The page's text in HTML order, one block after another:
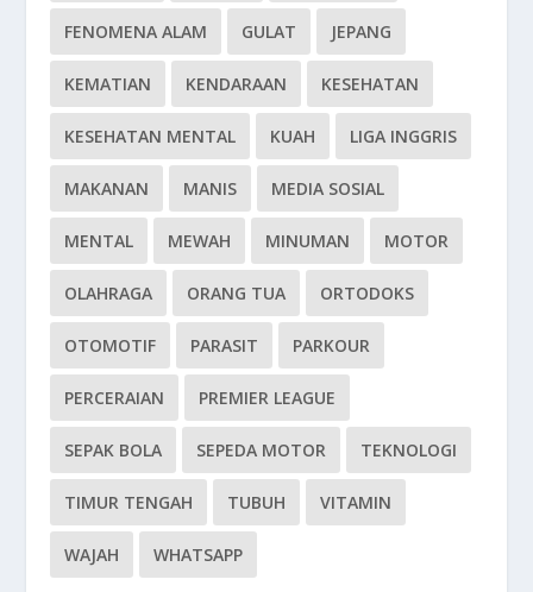
FENOMENA ALAM GULAT JEPANG
KEMATIAN KENDARAAN KESEHATAN
KESEHATAN MENTAL KUAH LIGA INGGRIS
MAKANAN MANIS MEDIA SOSIAL
MENTAL MEWAH MINUMAN MOTOR
OLAHRAGA ORANG TUA ORTODOKS
OTOMOTIF PARASIT PARKOUR
PERCERAIAN PREMIER LEAGUE
SEPAK BOLA SEPEDA MOTOR TEKNOLOGI
TIMUR TENGAH TUBUH VITAMIN
WAJAH WHATSAPP